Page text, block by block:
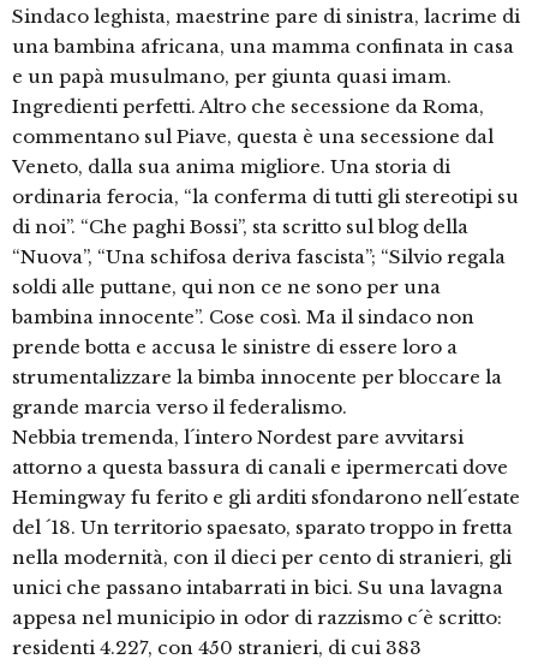
Sindaco leghista, maestrine pare di sinistra, lacrime di
una bambina africana, una mamma confinata in casa
e un papà musulmano, per giunta quasi imam.
Ingredienti perfetti. Altro che secessione da Roma,
commentano sul Piave, questa è una secessione dal
Veneto, dalla sua anima migliore. Una storia di
ordinaria ferocia, “la conferma di tutti gli stereotipi su
di noi”. “Che paghi Bossi”, sta scritto sul blog della
“Nuova”, “Una schifosa deriva fascista”; “Silvio regala
soldi alle puttane, qui non ce ne sono per una
bambina innocente”. Cose così. Ma il sindaco non
prende botta e accusa le sinistre di essere loro a
strumentalizzare la bimba innocente per bloccare la
grande marcia verso il federalismo.
Nebbia tremenda, l´intero Nordest pare avvitarsi
attorno a questa bassura di canali e ipermercati dove
Hemingway fu ferito e gli arditi sfondarono nell´estate
del ´18. Un territorio spaesato, sparato troppo in fretta
nella modernità, con il dieci per cento di stranieri, gli
unici che passano intabarrati in bici. Su una lavagna
appesa nel municipio in odor di razzismo c´è scritto:
residenti 4.227, con 450 stranieri, di cui 383